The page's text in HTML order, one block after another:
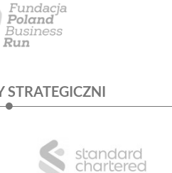
STRATEGICZNI